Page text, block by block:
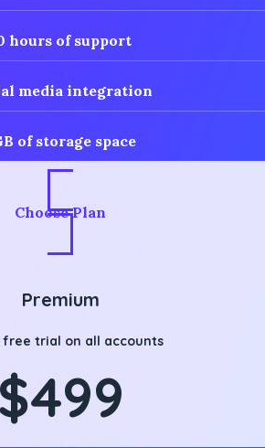
hours of support
media integration
of storage space
Choose Plan
Premium
free trial on all accounts
$499